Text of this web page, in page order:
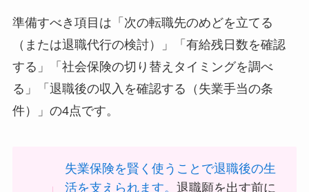
準備すべき項目は「次の転職先のめどを立てる
（または退職代行の検討）」「有給残日数を確認
する」「社会保険の切り替えタイミングを調べ
る」「退職後の収入を確認する（失業手当の条
件）」の4点です。
失業保険を賢く使うことで退職後の生
活を支えられます。退職願を出す前に